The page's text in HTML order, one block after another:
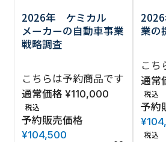
2026年 ケミカル
メーカーの自動車事業
戦略調査
こちらは予約商品です
通常価格 ¥110,000
税込
予約販売価格
¥104,500
業の
こち
通常
税込
予約
¥
税込